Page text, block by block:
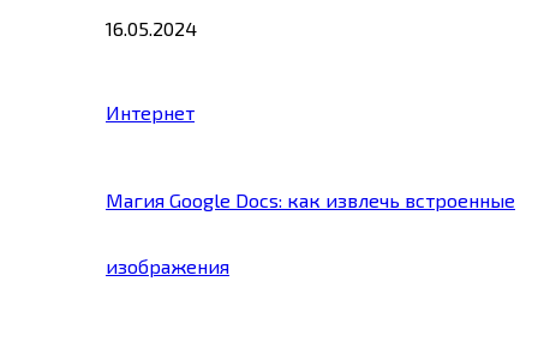
16.05.2024
Интернет
Магия Google Docs: как извлечь встроенные
изображения